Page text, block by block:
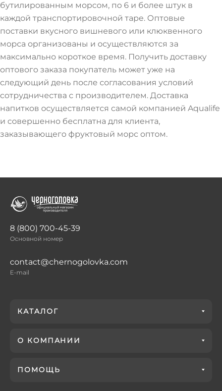
бутилированным морсом, по 6 и более штук в
каждой транспортировочной таре. Оптовые
поставки вкусного вишневого или клюквенного
морса организованы и осуществляются за
максимально короткое время. Получить доставку
оптового заказа покупатель может уже на
следующий день после согласования условий
сотрудничества с производителем. Доставка
напитков осуществляется самой компанией Aqualife
и совершенно бесплатна для клиента,
заказывающего фруктовый морс оптом.
8 (800) 700-45-39
Основной номер
contact@chernogolovka.com
E-mail
КАТАЛОГ
О КОМПАНИИ
ПОМОЩЬ